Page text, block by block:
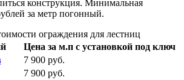
конструкция. Минимальная
за метр погонный.
ограждения для лестниц
Цена за м.п с установкой под ключ
7 900 руб.
7 900 руб.